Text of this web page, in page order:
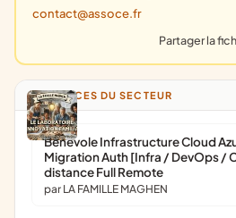
contact@assoce.fr
Partager la
ANNONCES DU SECTEUR
Bénévole Infrastructure Cloud
Migration Auth [Infra / DevOps /
distance Full Remote
par LA FAMILLE MAGHEN